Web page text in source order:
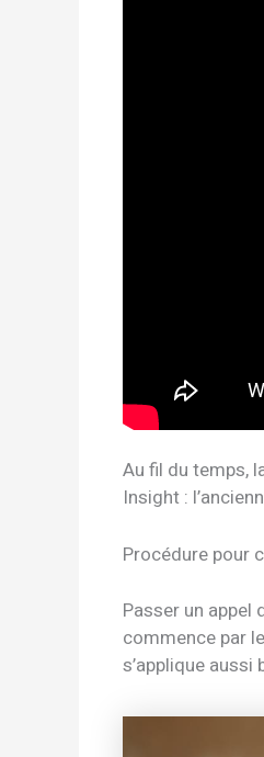
Au fil du temps,
Insight :
Procédure pour
Passer un appel
commence par
s’applique aussi